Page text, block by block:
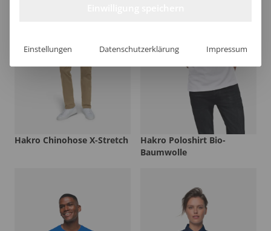
Hakro Chinohose X-Stretch
Hakro Poloshirt Bio-
Baumwolle
Einstellungen Datenschutzerklärung Impressum